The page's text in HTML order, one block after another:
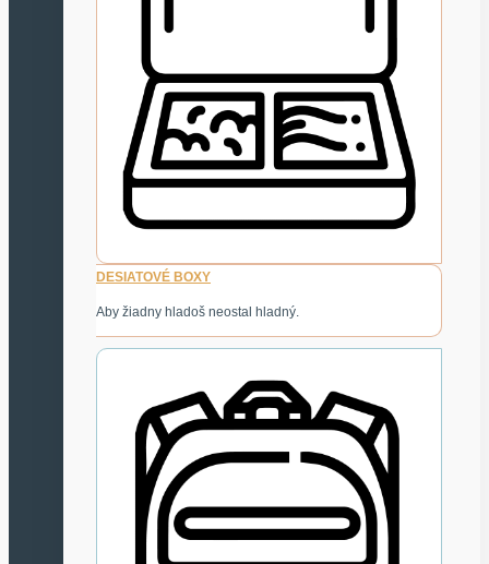
DESIATOVÉ BOXY
Aby žiadny hladoš neostal hladný.